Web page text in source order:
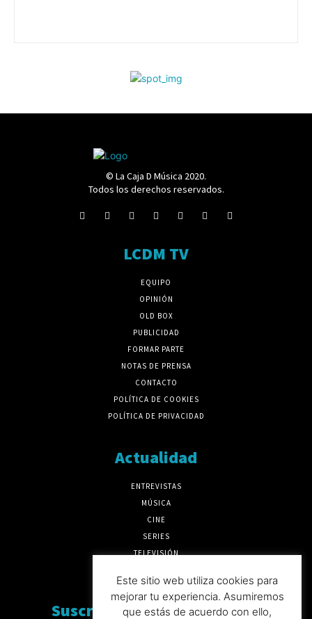
© La Caja D Música 2020.
Todos los derechos reservados.
LCDM TV
EQUIPO
OPINIÓN
OLD BOX
PUBLICIDAD
FORMAR PARTE
NOTAS DE PRENSA
CONTACTO
POLÍTICA DE COOKIES
POLÍTICA DE PRIVACIDAD
Actualidad
ENTREVISTAS
MÚSICA
CINE
SERIES
TELEVISIÓN
Suscríbete a nuesto boletín
Este sitio web utiliza cookies para
mejorar tu experiencia. Asumiremos
que estás de acuerdo con ello,